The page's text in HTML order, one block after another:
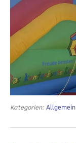
Kategorien: Allgemein